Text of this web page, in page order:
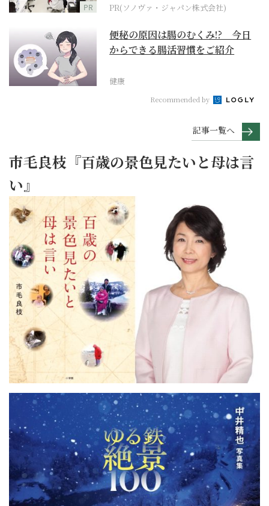
PR PR(ソノヴァ・ジャパン株式会社)
便秘の原因は腸のむくみ!? 今日
からできる腸活習慣をご紹介
健康
Recommended by
記事一覧へ
市毛良枝『百歳の景色見たいと母は言
い』